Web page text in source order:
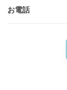
お電話